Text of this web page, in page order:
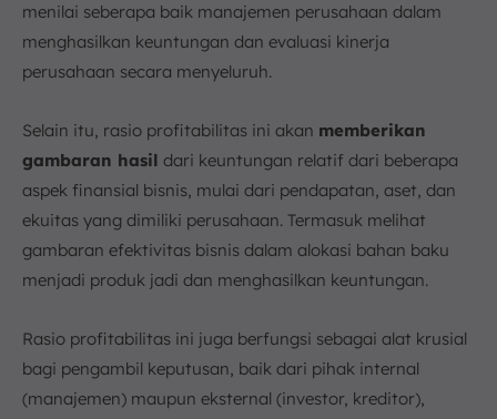
menilai seberapa baik manajemen perusahaan dalam
menghasilkan keuntungan dan evaluasi kinerja
perusahaan secara menyeluruh.
Selain itu, rasio profitabilitas ini akan memberikan
gambaran hasil dari keuntungan relatif dari beberapa
aspek finansial bisnis, mulai dari pendapatan, aset, dan
ekuitas yang dimiliki perusahaan. Termasuk melihat
gambaran efektivitas bisnis dalam alokasi bahan baku
menjadi produk jadi dan menghasilkan keuntungan.
Rasio profitabilitas ini juga berfungsi sebagai alat krusial
bagi pengambil keputusan, baik dari pihak internal
(manajemen) maupun eksternal (investor, kreditor),